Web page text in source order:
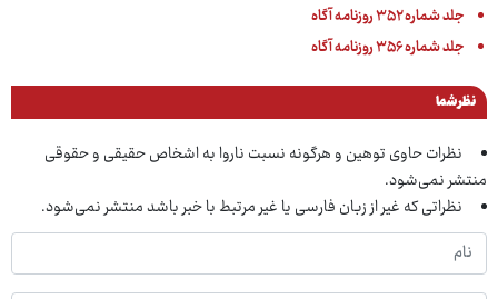
جلد شماره ۳۵۲ روزنامه آگاه
جلد شماره ۳۵۶ روزنامه آگاه
نظر شما
نظرات حاوی توهین و هرگونه نسبت ناروا به اشخاص حقیقی و حقوقی
منتشر نمی‌شود.
نظراتی که غیر از زبان فارسی یا غیر مرتبط با خبر باشد منتشر نمی‌شود.